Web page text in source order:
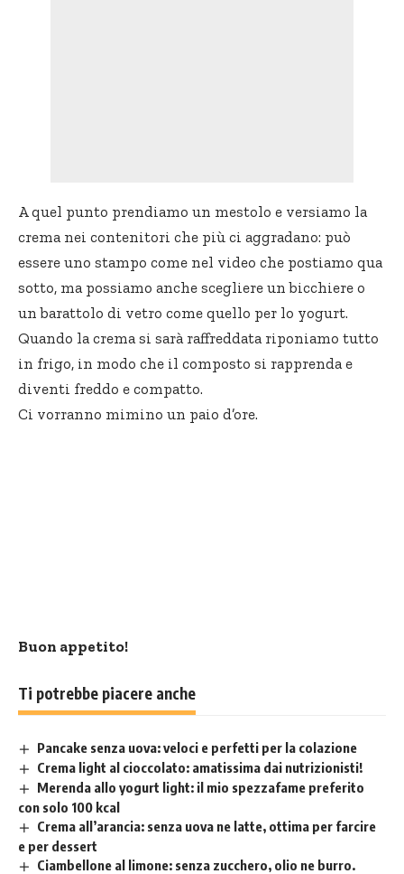
A quel punto prendiamo un mestolo e versiamo la
crema nei contenitori che più ci aggradano: può
essere uno stampo come nel video che postiamo qua
sotto, ma possiamo anche scegliere un bicchiere o
un barattolo di vetro come quello per lo yogurt.
Quando la crema si sarà raffreddata riponiamo tutto
in frigo, in modo che il composto si rapprenda e
diventi freddo e compatto.
Ci vorranno mimino un paio d’ore.
Buon appetito!
Ti potrebbe piacere anche
Pancake senza uova: veloci e perfetti per la colazione
Crema light al cioccolato: amatissima dai nutrizionisti!
Merenda allo yogurt light: il mio spezzafame preferito
con solo 100 kcal
Crema all’arancia: senza uova ne latte, ottima per farcire
e per dessert
Ciambellone al limone: senza zucchero, olio ne burro.